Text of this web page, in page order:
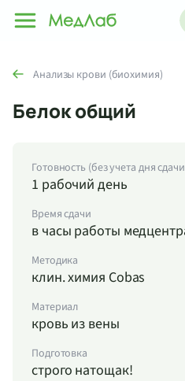
Анализы крови (биохимия)
Белок общий
Готовность (без учета дня
1 рабочий день
Время сдачи
в часы работы
Методика
клин. химия Cobas
Материал
кровь из вены
Подготовка
строго натощак!